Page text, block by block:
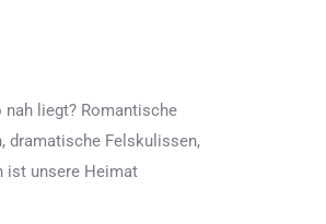
nah liegt? Romantische
dramatische Felskulissen,
ist unsere Heimat